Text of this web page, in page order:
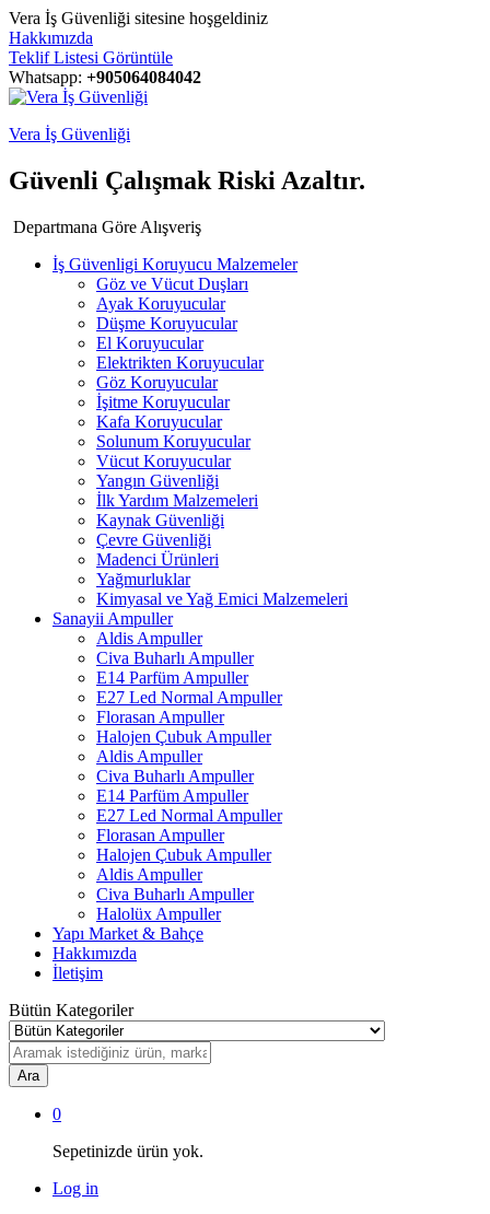
Vera İş Güvenliği sitesine hoşgeldiniz
Hakkımızda
Teklif Listesi Görüntüle
Whatsapp: +905064084042
Vera İş Güvenliği
Güvenli Çalışmak Riski Azaltır.
Departmana Göre Alışveriş
İş Güvenligi Koruyucu Malzemeler
Göz ve Vücut Duşları
Ayak Koruyucular
Düşme Koruyucular
El Koruyucular
Elektrikten Koruyucular
Göz Koruyucular
İşitme Koruyucular
Kafa Koruyucular
Solunum Koruyucular
Vücut Koruyucular
Yangın Güvenliği
İlk Yardım Malzemeleri
Kaynak Güvenliği
Çevre Güvenliği
Madenci Ürünleri
Yağmurluklar
Kimyasal ve Yağ Emici Malzemeleri
Sanayii Ampuller
Aldis Ampuller
Civa Buharlı Ampuller
E14 Parfüm Ampuller
E27 Led Normal Ampuller
Florasan Ampuller
Halojen Çubuk Ampuller
Aldis Ampuller
Civa Buharlı Ampuller
E14 Parfüm Ampuller
E27 Led Normal Ampuller
Florasan Ampuller
Halojen Çubuk Ampuller
Aldis Ampuller
Civa Buharlı Ampuller
Halolüx Ampuller
Yapı Market & Bahçe
Hakkımızda
İletişim
Bütün Kategoriler
Ara
0
Sepetinizde ürün yok.
Log in